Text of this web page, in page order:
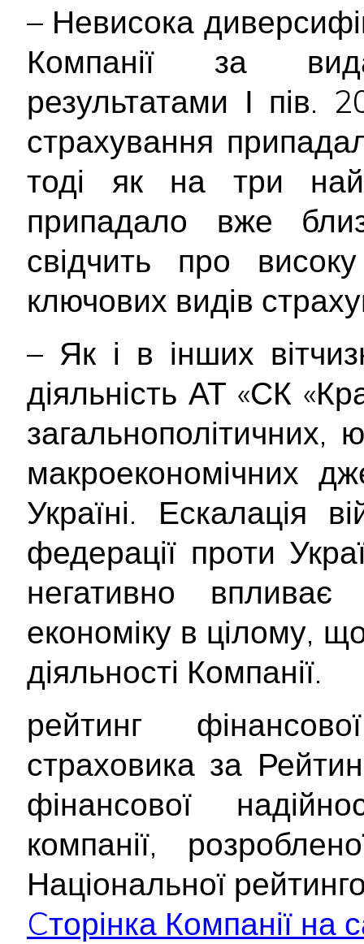
– Невисока
Компанії за
результатами І пів.
страхування
тоді як на три
припадало вже
свідчить про
ключових видів
– Як і в інших
діяльність АТ «СК
загальнополітичних,
макроекономічних
Україні. Ескалація
федерації проти
негативно
економіку в цілому,
діяльності Компанії.
рейтинг
страховика за
фінансової
компанії,
Національної
Cторінка Компанії на